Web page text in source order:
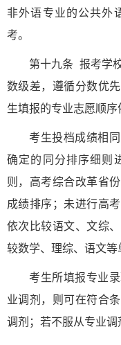
非外语专业的公共外
考。
第十九条 报考学
数级差，遵循分数优
生填报的专业志愿顺序
考生投档成绩相
确定的同分排序细则
则，高考综合改革省
成绩排序；未进行高
依次比较语文、文综
较数学、理综、语文等
考生所填报专业
业调剂，则可在符合
调剂；若不服从专业调